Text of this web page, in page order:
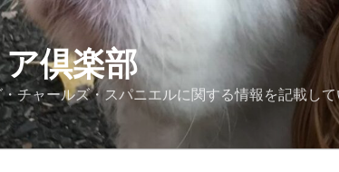
倶楽部
チャールズ・スパニエルに関する情報を記載して